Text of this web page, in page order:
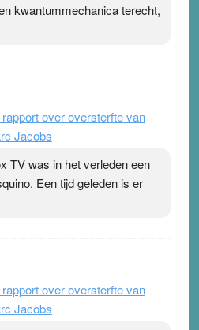
kwantummechanica terecht,
over oversterfte van
Jacobs
TV was in het verleden een
Een tijd geleden is er
over oversterfte van
Jacobs